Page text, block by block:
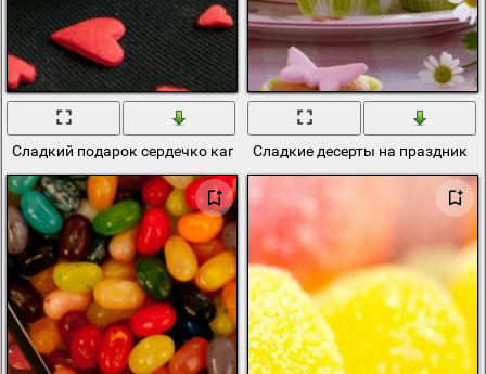
Сладкий подарок сердечко капкейкСладкие десерты на праздник